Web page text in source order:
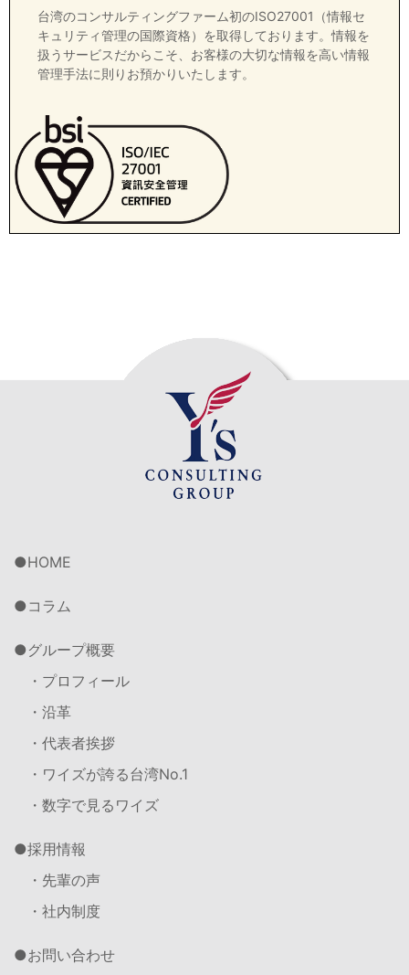
台湾のコンサルティングファーム初のISO27001（情報セ
キュリティ管理の国際資格）を取得しております。情報を
扱うサービスだからこそ、お客様の大切な情報を高い情報
管理手法に則りお預かりいたします。
HOME
コラム
グループ概要
・プロフィール
・沿革
・代表者挨拶
・ワイズが誇る台湾No.1
・数字で見るワイズ
採用情報
・先輩の声
・社内制度
お問い合わせ